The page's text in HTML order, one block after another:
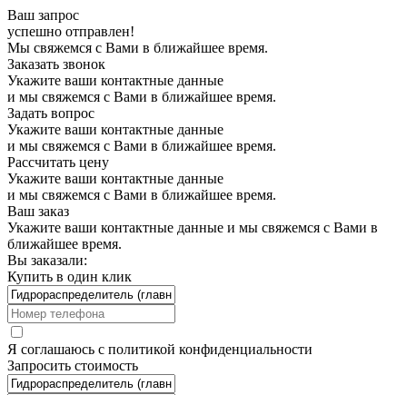
Ваш запрос
успешно отправлен!
Мы свяжемся с Вами в ближайшее время.
Заказать звонок
Укажите ваши контактные данные
и мы свяжемся с Вами в ближайшее время.
Задать вопрос
Укажите ваши контактные данные
и мы свяжемся с Вами в ближайшее время.
Рассчитать цену
Укажите ваши контактные данные
и мы свяжемся с Вами в ближайшее время.
Ваш заказ
Укажите ваши контактные данные и мы свяжемся с Вами в
ближайшее время.
Вы заказали:
Купить в один клик
Я соглашаюсь с политикой конфиденциальности
Запросить стоимость